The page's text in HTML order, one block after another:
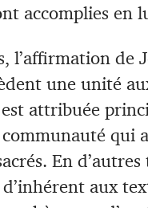
accomplies en
l’affirmation de
une unité
attribuée
communauté qui
En d’autres
aux